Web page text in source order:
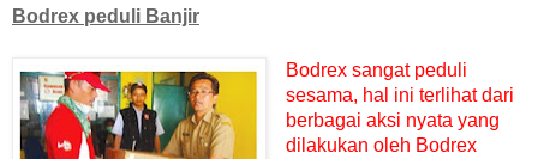
Bodrex peduli Banjir
Bodrex sangat peduli
sesama, hal ini terlihat dari
berbagai aksi nyata yang
dilakukan oleh Bodrex